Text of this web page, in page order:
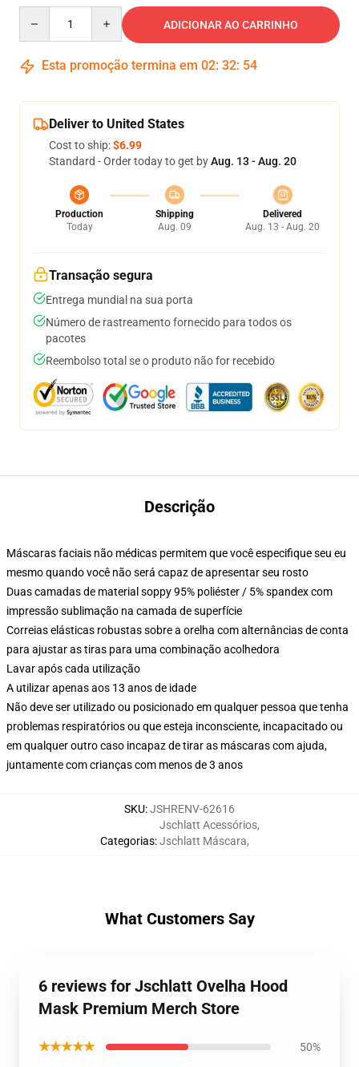
ADICIONAR AO CARRINHO
Esta promoção termina em 02: 32: 54
Deliver to United States
Cost to ship:$6.99
Standard - Order today to get byAug. 13 - Aug. 20
Production
Today
Shipping
Aug. 09
Delivered
Aug. 13 - Aug. 20
Transação segura
Entrega mundial na sua porta
Número de rastreamento fornecido para todos os
pacotes
Reembolso total se o produto não for recebido
Descrição
Máscaras faciais não médicas permitem que você especifique seu eu
mesmo quando você não será capaz de apresentar seu rosto
Duas camadas de material soppy 95% poliéster / 5% spandex com
impressão sublimação na camada de superfície
Correias elásticas robustas sobre a orelha com alternâncias de conta
para ajustar as tiras para uma combinação acolhedora
Lavar após cada utilização
A utilizar apenas aos 13 anos de idade
Não deve ser utilizado ou posicionado em qualquer pessoa que tenha
problemas respiratórios ou que esteja inconsciente, incapacitado ou
em qualquer outro caso incapaz de tirar as máscaras com ajuda,
juntamente com crianças com menos de 3 anos
SKU:JSHRENV-62616
Categorias:
Jschlatt Acessórios,
Jschlatt Máscara,
What Customers Say
6 reviews for Jschlatt Ovelha Hood
Mask Premium Merch Store
★★★★★ 50%